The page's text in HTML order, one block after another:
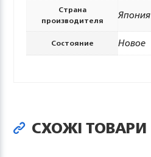
Страна
производителя
Япония
Состояние Новое
СХОЖІ ТОВАРИ